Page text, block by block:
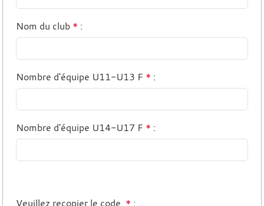
Nom du club * :
Nombre d'équipe U11-U13 F * :
Nombre d'équipe U14-U17 F * :
Veuillez recopier le code * :